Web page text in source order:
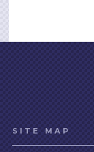
SITE MAP